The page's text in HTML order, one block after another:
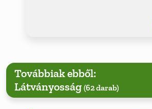
Továbbiak ebből:
Látványosság (62 darab)